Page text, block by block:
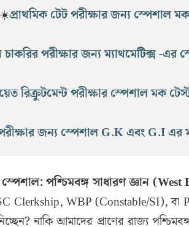
☀️প্রাথমিক টেট পরীক্ষার জন্য স্পেশাল
পরীক্ষার জন্য ম্যাথমেটিক্স -
রিক্রুটমেন্ট পরীক্ষার স্পেশাল মক
পরীক্ষার জন্য স্পেশাল G.K এবং G.I
স্পেশাল: পশ্চিমবঙ্গ সাধারণ জ্ঞান
Clerkship, WBP (Constable/SI), বা
নাকি আমাদের প্রাণের রাজ্য